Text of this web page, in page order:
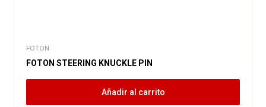
FOTON
FOTON STEERING KNUCKLE PIN
Añadir al carrito